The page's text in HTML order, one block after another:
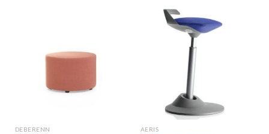
DEBERENN AERIS